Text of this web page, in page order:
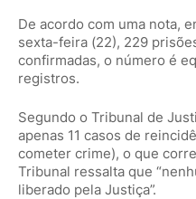
De acordo com uma nota,
sexta-feira (22), 229
confirmadas, o número é
registros.
Segundo o Tribunal de
apenas 11 casos de
cometer crime), o que
Tribunal ressalta que
liberado pela Justiça”.